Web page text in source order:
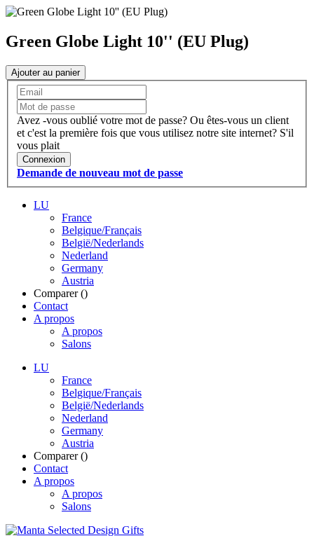
Green Globe Light 10'' (EU Plug)
Ajouter au panier
Avez -vous oublié votre mot de passe? Ou êtes-vous un client
et c'est la première fois que vous utilisez notre site internet? S'il
vous plait
Connexion
Demande de nouveau mot de passe
LU
France
Belgique/Français
België/Nederlands
Nederland
Germany
Austria
Comparer ()
Contact
A propos
A propos
Salons
LU
France
Belgique/Français
België/Nederlands
Nederland
Germany
Austria
Comparer ()
Contact
A propos
A propos
Salons